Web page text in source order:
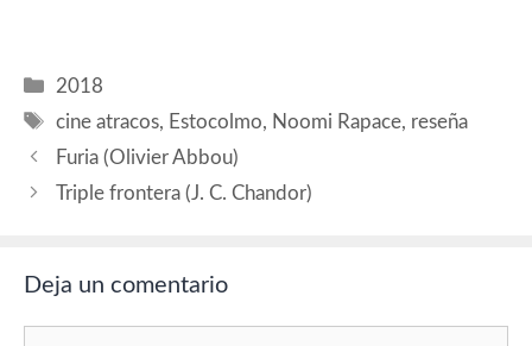
Categorías
2018
Etiquetas
cine atracos, Estocolmo, Noomi Rapace, reseña
Furia (Olivier Abbou)
Triple frontera (J. C. Chandor)
Deja un comentario